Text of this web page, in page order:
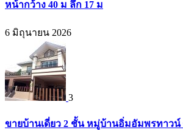
หน้ากว้าง 40 ม ลึก 17 ม
6 มิถุนายน 2026
3
ขายบ้านเดี่ยว 2 ชั้น หมู่บ้านอิ่มอัมพรทาว